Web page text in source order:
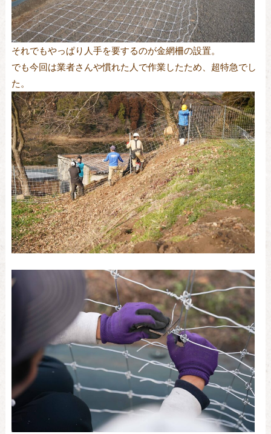
それでもやっぱり人手を要するのが金網柵の設置。
でも今回は業者さんや慣れた人で作業したため、超特急でし
た。